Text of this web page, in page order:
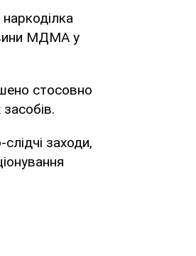
МДМА у
стосовно
заходи,